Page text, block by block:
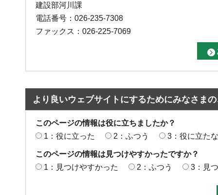
建設部河川課
電話番号：026-235-7308
ファックス：026-225-7069
より良いウェブサイトにするためにみなさま
このページの情報は役に立ちましたか？
1：役に立った
2：ふつう 3：役に立た
このページの情報は見つけやすかったですか？
1：見つけやすかった
2：ふつう 3：見